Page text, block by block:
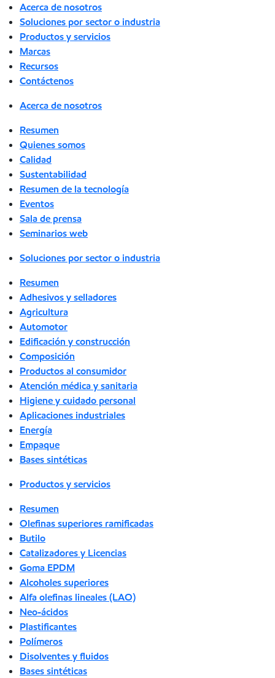
Acerca de nosotros
Soluciones por sector o industria
Productos y servicios
Marcas
Recursos
Contáctenos
Acerca de nosotros
Resumen
Quienes somos
Calidad
Sustentabilidad
Resumen de la tecnología
Eventos
Sala de prensa
Seminarios web
Soluciones por sector o industria
Resumen
Adhesivos y selladores
Agricultura
Automotor
Edificación y construcción
Composición
Productos al consumidor
Atención médica y sanitaria
Higiene y cuidado personal
Aplicaciones industriales
Energía
Empaque
Bases sintéticas
Productos y servicios
Resumen
Olefinas superiores ramificadas
Butilo
Catalizadores y Licencias
Goma EPDM
Alcoholes superiores
Alfa olefinas lineales (LAO)
Neo-ácidos
Plastificantes
Polímeros
Disolventes y fluidos
Bases sintéticas